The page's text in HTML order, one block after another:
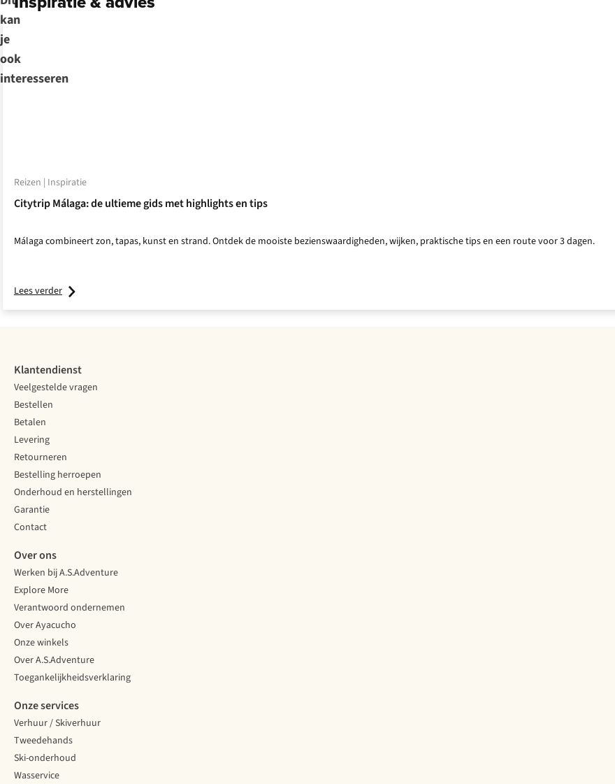
kan
je
ook
interesseren
Reizen | Inspiratie
Citytrip Málaga: de ultieme gids met highlights en tips
Málaga combineert zon, tapas, kunst en strand. Ontdek de mooiste bezienswaardigheden, wijken, praktische tips en een route voor 3 dagen.
Lees verder
Klantendienst
Veelgestelde vragen
Bestellen
Betalen
Levering
Retourneren
Bestelling herroepen
Onderhoud en herstellingen
Garantie
Contact
Over ons
Werken bij A.S.Adventure
Explore More
Verantwoord ondernemen
Over Ayacucho
Onze winkels
Over A.S.Adventure
Toegankelijkheidsverklaring
Onze services
Verhuur / Skiverhuur
Tweedehands
Ski-onderhoud
Wasservice